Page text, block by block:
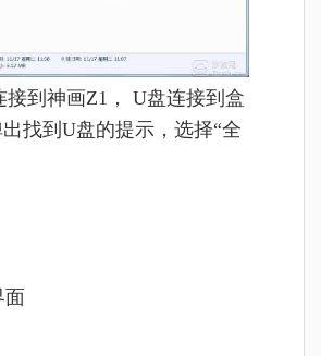
到神画Z1，
U盘连接到盒
找到U盘的提示，选择“全
面